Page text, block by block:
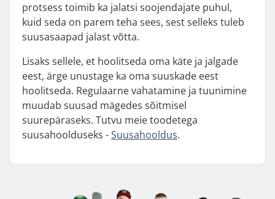
protsess toimib ka jalatsi soojendajate puhul,
kuid seda on parem teha sees, sest selleks tuleb
suusasaapad jalast võtta.
Lisaks sellele, et hoolitseda oma käte ja jalgade
eest, ärge unustage ka oma suuskade eest
hoolitseda. Regulaarne vahatamine ja tuunimine
muudab suusad mägedes sõitmisel
suurepäraseks. Tutvu meie toodetega
suusahoolduseks -Suusahooldus.